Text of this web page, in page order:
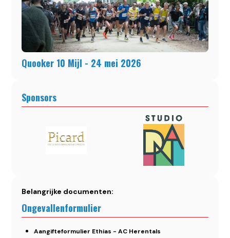
Quooker 10 Mijl - 24 mei 2026
Sponsors
Belangrijke documenten:
Ongevallenformulier
Aangifteformulier Ethias - AC Herentals